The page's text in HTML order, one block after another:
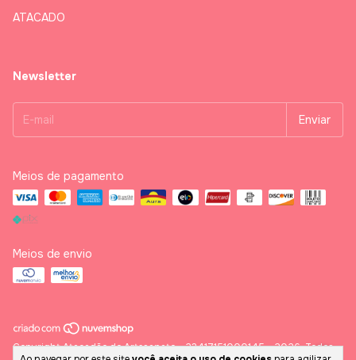
ATACADO
Newsletter
Meios de pagamento
Meios de envio
Copyright Atacadão do Artesanato - 23417151000145 - 2026. Todos